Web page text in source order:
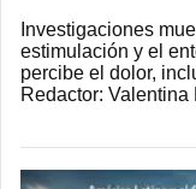
Investigaciones
estimulación y el
percibe el dolor,
Redactor: